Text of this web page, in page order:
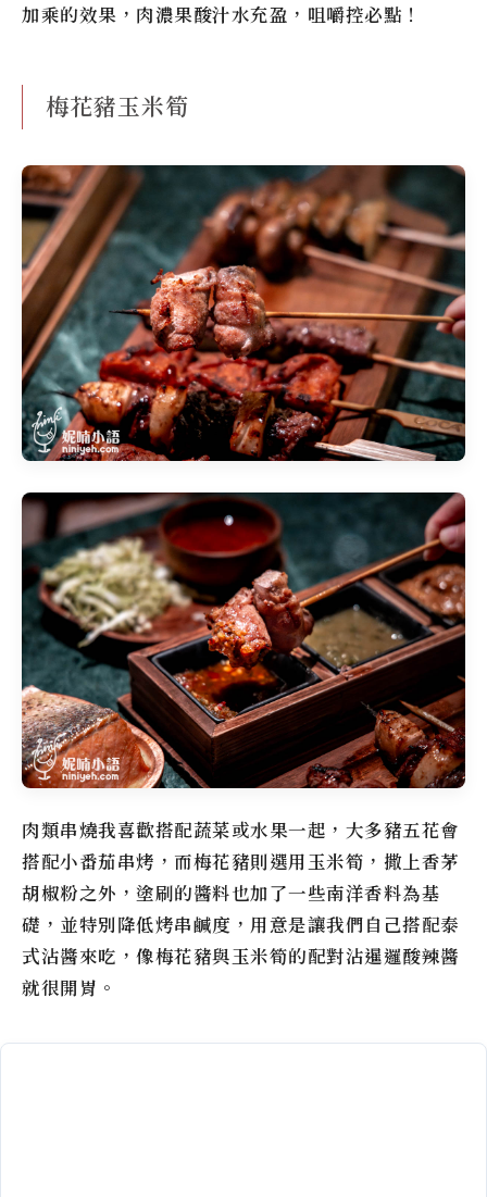
加乘的效果，肉濃果酸汁水充盈，咀嚼控必點！
梅花豬玉米筍
肉類串燒我喜歡搭配蔬菜或水果一起，大多豬五花會
搭配小番茄串烤，而梅花豬則選用玉米筍，撒上香茅
胡椒粉之外，塗刷的醬料也加了一些南洋香料為基
礎，並特別降低烤串鹹度，用意是讓我們自己搭配泰
式沾醬來吃，像梅花豬與玉米筍的配對沾暹邏酸辣醬
就很開胃。